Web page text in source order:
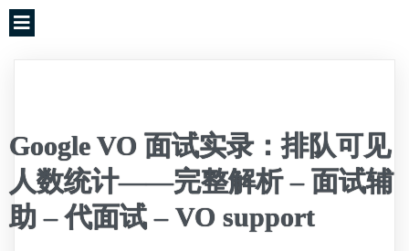
Google VO 面试实录：排队可见
人数统计——完整解析 – 面试辅
助 – 代面试 – VO support